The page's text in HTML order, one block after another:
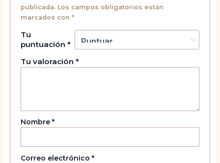
publicada. Los campos obligatorios están
marcados con *
Tu
puntuación *
Tu valoración *
Nombre *
Correo electrónico *